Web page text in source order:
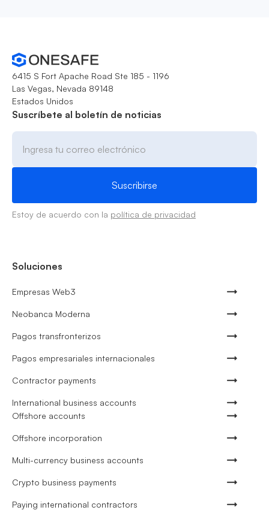
6415 S Fort Apache Road Ste 185 - 1196
Las Vegas, Nevada 89148
Estados Unidos
Suscríbete al boletín de noticias
Estoy de acuerdo con la política de privacidad
Soluciones
Empresas Web3
Neobanca Moderna
Pagos transfronterizos
Pagos empresariales internacionales
Contractor payments
International business accounts
Offshore accounts
Offshore incorporation
Multi-currency business accounts
Crypto business payments
Paying international contractors